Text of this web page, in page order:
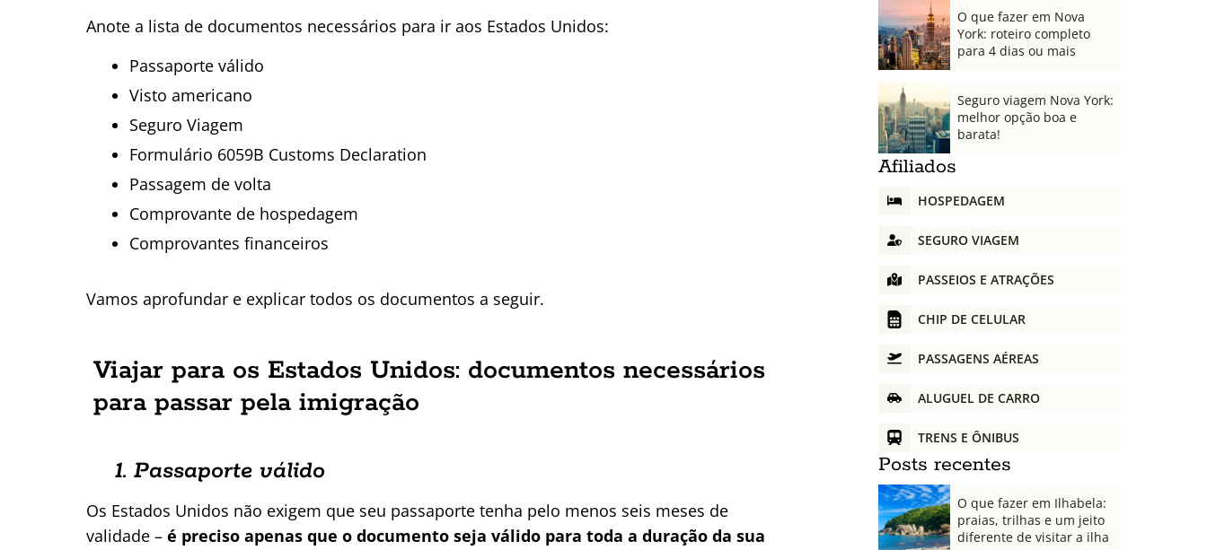
Anote a lista de documentos necessários para ir aos Estados Unidos:
Passaporte válido
Visto americano
Seguro Viagem
Formulário 6059B Customs Declaration
Passagem de volta
Comprovante de hospedagem
Comprovantes financeiros
Vamos aprofundar e explicar todos os documentos a seguir.
Viajar para os Estados Unidos: documentos necessários
para passar pela imigração
1. Passaporte válido
Os Estados Unidos não exigem que seu passaporte tenha pelo menos seis meses de
validade – é preciso apenas que o documento seja válido para toda a duração da sua
O que fazer em Nova
York: roteiro completo
para 4 dias ou mais
Seguro viagem Nova York:
melhor opção boa e
barata!
Afiliados
HOSPEDAGEM
SEGURO VIAGEM
PASSEIOS E ATRAÇÕES
CHIP DE CELULAR
PASSAGENS AÉREAS
ALUGUEL DE CARRO
TRENS E ÔNIBUS
Posts recentes
O que fazer em Ilhabela:
praias, trilhas e um jeito
diferente de visitar a ilha